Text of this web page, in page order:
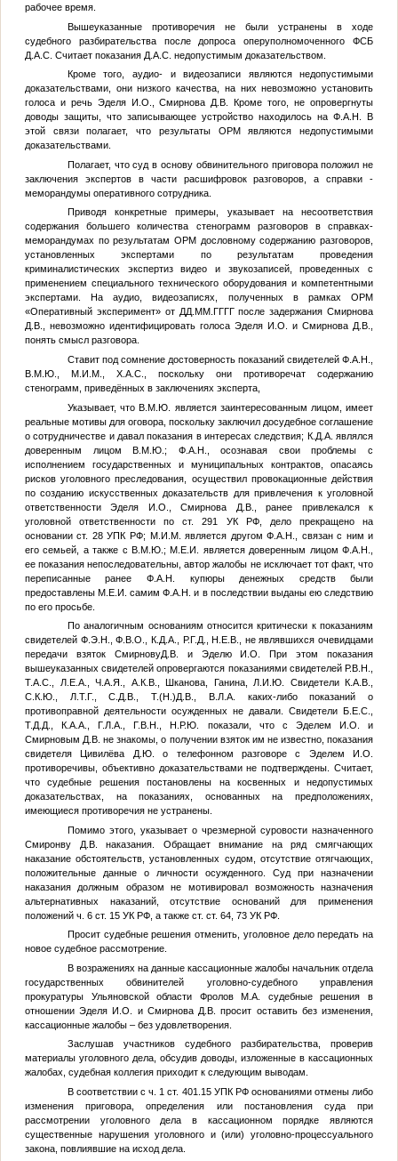
рабочее время.
Вышеуказанные противоречия не были устранены в ходе
судебного разбирательства после допроса оперуполномоченного ФСБ
Д.А.С. Считает показания Д.А.С. недопустимым доказательством.
Кроме того, аудио- и видеозаписи являются недопустимыми
доказательствами, они низкого качества, на них невозможно установить
голоса и речь Эделя И.О., Смирнова Д.В. Кроме того, не опровергнуты
доводы защиты, что записывающее устройство находилось наФ.А.Н.
В
этой связи полагает, что результаты ОРМ являются недопустимыми
доказательствами.
Полагает, что суд в основу обвинительного приговора положил не
заключения экспертов в части расшифровок разговоров, а справки -
меморандумы оперативного сотрудника.
Приводя конкретные примеры, указывает на несоответствия
содержания большего количества стенограмм разговоров в справках-
меморандумах по результатам ОРМ дословному содержанию разговоров,
установленных экспертами по результатам проведения
криминалистических экспертиз видео и звукозаписей, проведенных с
применением специального технического оборудования и компетентными
экспертами. На аудио, видеозаписях, полученных в рамках ОРМ
«Оперативный эксперимент» от ДД.ММ.ГГГГпосле задержания Смирнова
Д.В., невозможно идентифицировать голоса Эделя И.О. и Смирнова Д.В.,
понять смысл разговора.
Ставит под сомнение достоверность показаний свидетелейФ.А.Н.
В.М.Ю.
М.И.М. ,Х.А.С.
, поскольку они противоречат содержанию
стенограмм, приведённых в заключениях эксперта,
Указывает, чтоВ.М.Ю.
является заинтересованным лицом, имеет
реальные мотивы для оговора, поскольку заключил досудебное соглашение
о сотрудничестве и давал показания в интересах следствия; К.Д.А. являлся
доверенным лицомВ.М.Ю. ; Ф.А.Н.
, осознавая свои проблемы с
исполнением государственных и муниципальных контрактов, опасаясь
рисков уголовного преследования, осуществил провокационные действия
по созданию искусственных доказательств для привлечения к уголовной
ответственности Эделя И.О., Смирнова Д.В., ранее привлекался к
уголовной ответственности по ст. 291 УК РФ, дело прекращено на
основании ст. 28 УПК РФ; М.И.М. является другомФ.А.Н.
, связан с ним и
его семьей, а также с В.М.Ю. ;М.Е.И. является доверенным лицомФ.А.Н.
ее показания непоследовательны, автор жалобы не исключает тот факт, что
переписанные ранее Ф.А.Н.
купюры денежных средств были
предоставленыМ.Е.И. самимФ.А.Н. и в последствии выданы ею следствию
по его просьбе.
По аналогичным основаниям относится критически к показаниям
свидетелей Ф.Э.Н. ,Ф.В.О. К.Д.А. Р.Г.Д. ,Н.Е.В.
, не являвшихся очевидцами
передачи взяток СмирновуД.В. и Эделю И.О. При этом показания
вышеуказанных свидетелей опровергаются показаниями свидетелейР.В.Н.
Т.А.С.
Л.Е.А. ,Ч.А.Я. А.К.В. , Шканова, Ганина, Л.И.Ю. СвидетелиК.А.В.
С.К.Ю.
Л.Т.Г. ,С.Д.В. ,Т.(Н.)Д.В. В.Л.А.
каких-либо показаний о
противоправной деятельности осужденных не давали. СвидетелиБ.Е.С.
Т.Д.Д.
,К.А.А. ,Г.Л.А. ,Г.В.Н. ,Н.Р.Ю.
показали, что с Эделем И.О. и
Смирновым Д.В. не знакомы, о получении взяток им не известно, показания
свидетеля Цивилёва Д.Ю. о телефонном разговоре с Эделем И.О.
противоречивы, объективно доказательствами не подтверждены. Считает,
что судебные решения постановлены на косвенных и недопустимых
доказательствах, на показаниях, основанных на предположениях,
имеющиеся противоречия не устранены.
Помимо этого, указывает о чрезмерной суровости назначенного
Смиронву Д.В. наказания. Обращает внимание на ряд смягчающих
наказание обстоятельств, установленных судом, отсутствие отягчающих,
положительные данные о личности осужденного. Суд при назначении
наказания должным образом не мотивировал возможность назначения
альтернативных наказаний, отсутствие оснований для применения
положений ч. 6 ст. 15 УК РФ, а также ст. ст. 64, 73 УК РФ.
Просит судебные решения отменить, уголовное дело передать на
новое судебное рассмотрение.
В возражениях на данные кассационные жалобы начальник отдела
государственных обвинителей уголовно-судебного управления
прокуратуры Ульяновской области Фролов М.А. судебные решения в
отношении Эделя И.О. и Смирнова Д.В. просит оставить без изменения,
кассационные жалобы – без удовлетворения.
Заслушав участников судебного разбирательства, проверив
материалы уголовного дела, обсудив доводы, изложенные в кассационных
жалобах, судебная коллегия приходит к следующим выводам.
В соответствии с ч. 1 ст. 401.15 УПК РФ основаниями отмены либо
изменения приговора, определения или постановления суда при
рассмотрении уголовного дела в кассационном порядке являются
существенные нарушения уголовного и (или) уголовно-процессуального
закона, повлиявшие на исход дела.